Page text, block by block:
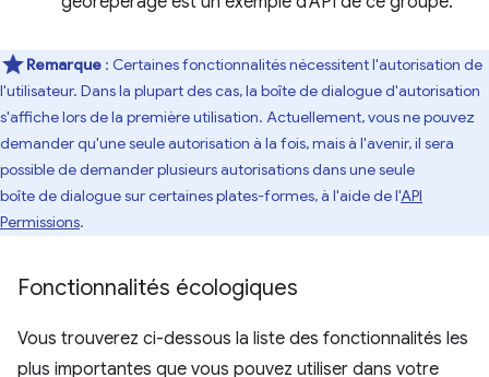
Remarque : Certaines fonctionnalités nécessitent l'autorisation de
l'utilisateur. Dans la plupart des cas, la boîte de dialogue d'autorisation
s'affiche lors de la première utilisation. Actuellement, vous ne pouvez
demander qu'une seule autorisation à la fois, mais à l'avenir, il sera
possible de demander plusieurs autorisations dans une seule
boîte de dialogue sur certaines plates-formes, à l'aide de l'API
Permissions.
Fonctionnalités écologiques
Vous trouverez ci-dessous la liste des fonctionnalités les
plus importantes que vous pouvez utiliser dans votre